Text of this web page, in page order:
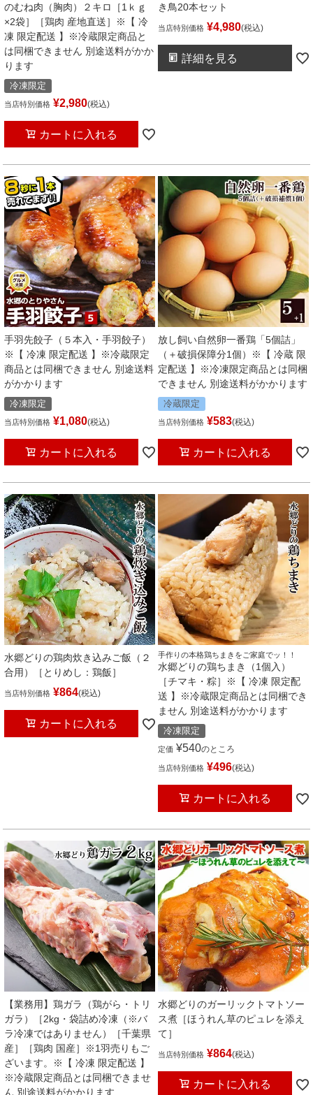
のむね肉（胸肉）２キロ［1ｋｇ
×2袋］［鶏肉 産地直送］※【 冷
凍 限定配送 】※冷蔵限定商品と
は同梱できません 別途送料がかか
ります
冷凍限定
当店特別価格 ¥2,980 税込
カートに入れる
き鳥20本セット
当店特別価格 ¥4,980 税込
詳細を見る
手羽先餃子（５本入・手羽餃子）
※【 冷凍 限定配送 】※冷蔵限定
商品とは同梱できません 別途送料
がかかります
冷凍限定
当店特別価格 ¥1,080 税込
カートに入れる
放し飼い自然卵一番鶏「5個詰」
（＋破損保障分1個）※【 冷蔵 限
定配送 】※冷凍限定商品とは同梱
できません 別途送料がかかります
冷蔵限定
当店特別価格 ¥583 税込
カートに入れる
水郷どりの鶏肉炊き込みご飯（２
合用）［とりめし：鶏飯］
当店特別価格 ¥864 税込
カートに入れる
手作りの本格鶏ちまきをご家庭でッ！！
水郷どりの鶏ちまき（1個入）
［チマキ・粽］※【 冷凍 限定配
送 】※冷蔵限定商品とは同梱でき
ません 別途送料がかかります
冷凍限定
定価 ¥540のところ
当店特別価格 ¥496 税込
カートに入れる
【業務用】鶏ガラ（鶏がら・トリ
ガラ）［2kg・袋詰め冷凍（※バ
ラ冷凍ではありません）［千葉県
産］［鶏肉 国産］※1羽売りもご
ざいます。※【 冷凍 限定配送 】
※冷蔵限定商品とは同梱できませ
ん 別途送料がかかります
水郷どりのガーリックトマトソー
ス煮［ほうれん草のピュレを添え
て］
当店特別価格 ¥864 税込
カートに入れる